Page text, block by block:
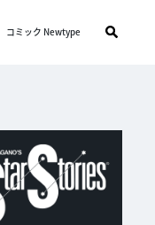
コミック Newtype